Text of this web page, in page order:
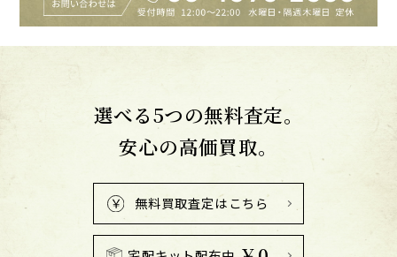
選べる5つの無料査定。
安心の高価買取。
無料買取査定はこちら